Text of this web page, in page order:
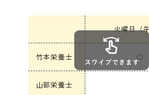
火曜日（午
竹本栄養士 〇
山部栄養士